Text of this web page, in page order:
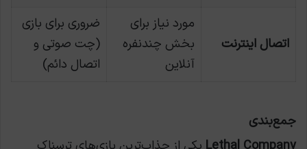
اتصال اینترنت
مورد نیاز برای
بخش چندنفره
آنلاین
ضروری برای بازی
(چت صوتی و
اتصال دائم)
جمع‌بندی